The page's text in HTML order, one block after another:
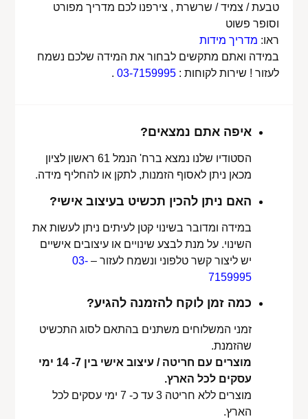
טבעת / צמיד / שרשרת , צירפנו לכם מדריך מפורט
וסופר פשוט
ראו: מדריך מידות
במידה ואתם מתקשים לבחור את המידה שלכם נשמח
לעזור ! שירות לקוחות :03-7159995
.
איפה אתם נמצאים?
הסטודיו שלנו נמצא ברח' הנמל 61 ראשון לציון
מכאן ניתן לאסוף הזמנות, לתקן או להחליף מידה.
האם ניתן להכין תכשיט בעיצוב אישי?
במידה ומדובר בשינוי קטן לעיתים ניתן לעשות את
השינוי. על מנת לבצע שינויים או עיצובים אישיים
יש ליצור קשר טלפוני ונשמח לעזור –03-
7159995
כמה זמן לוקח להזמנה להגיע?
זמני המשלוחים משתנים בהתאם לסוג התכשיט
שהזמנת.
מוצרים עם חריטה / עיצוב אישי בין 7- 14 ימי
עסקים לכל הארץ.
מוצרים ללא חריטה 3 עד כ- 7 ימי עסקים לכל
הארץ.